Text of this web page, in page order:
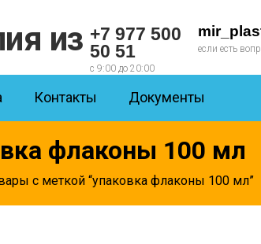
+7 977 500
50 51
с 9:00 до 20:00
если есть
Контакты Документы
флаконы 100 мл
с меткой “упаковка флаконы 100 мл”